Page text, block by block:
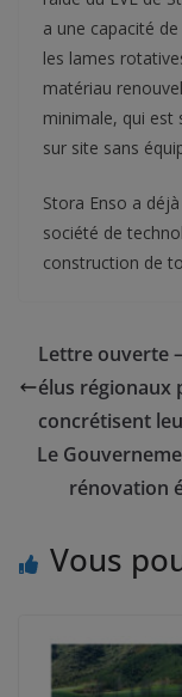
a une capacité
les lames
matériau
minimale, qui
sur site sans
Stora Enso a
société de
construction de
Lettre ouverte
élus régionaux
concrétisent
Le
rénovation
Vous